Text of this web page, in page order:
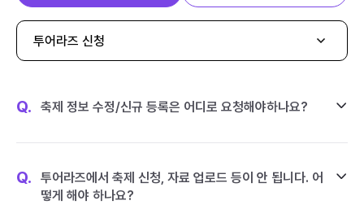
투어라즈 신청
Q. 축제 정보 수정/신규 등록은 어디로 요청해야하나요?
Q.
투어라즈에서 축제 신청, 자료 업로드 등이 안 됩니다. 어
떻게 해야 하나요?